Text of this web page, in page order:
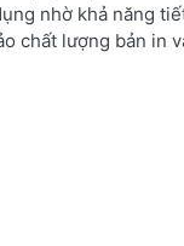
nhờ khả năng
chất lượng bản in